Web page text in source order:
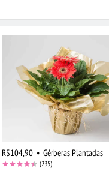
R$104,90 • Gérberas Plantadas
(235)